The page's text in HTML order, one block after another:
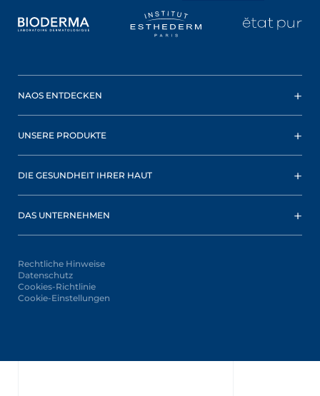
NAOS ENTDECKEN
UNSERE PRODUKTE
DIE GESUNDHEIT IHRER HAUT
DAS UNTERNEHMEN
Rechtliche Hinweise
Datenschutz
Cookies-Richtlinie
Cookie-Einstellungen